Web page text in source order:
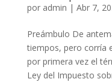
por admin | Abr 7,
Preámbulo De
tiempos, pero corría
por primera vez el
Ley del Impuesto